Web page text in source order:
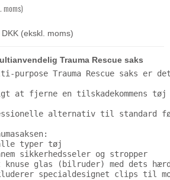
moms)
(ekskl. moms)
Trauma Rescue saks
purpose Trauma Rescue saks
at fjerne en tilskadekommens
alternativ til standard
typer tøj
sikkerhedsseler og stropper
glas (bilruder) med dets
specialdesignet clips til